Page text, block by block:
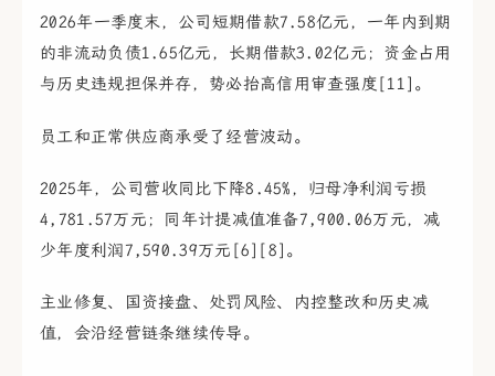
2026年一季度末，公司短期借款7.58亿元，一年内到期
的非流动负债1.65亿元，长期借款3.02亿元；资金占用
与历史违规担保并存，势必抬高信用审查强度[11]。
员工和正常供应商承受了经营波动。
2025年，公司营收同比下降8.45%，归母净利润亏损
4,781.57万元；同年计提减值准备7,900.06万元，减
少年度利润7,590.39万元[6][8]。
主业修复、国资接盘、处罚风险、内控整改和历史减
值，会沿经营链条继续传导。